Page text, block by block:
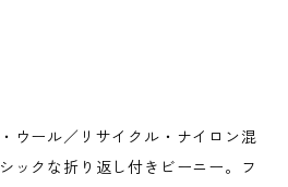
ウール／リサイクル・ナイロン混
ックな折り返し付きビーニー。フ